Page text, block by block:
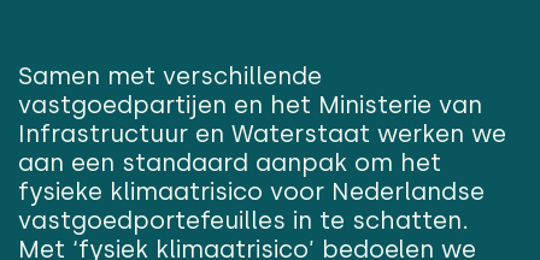
Samen met verschillende
vastgoedpartijen en het Ministerie van
Infrastructuur en Waterstaat werken we
aan een standaard aanpak om het
fysieke klimaatrisico voor Nederlandse
vastgoedportefeuilles in te schatten.
Met ‘fysiek klimaatrisico’ bedoelen we